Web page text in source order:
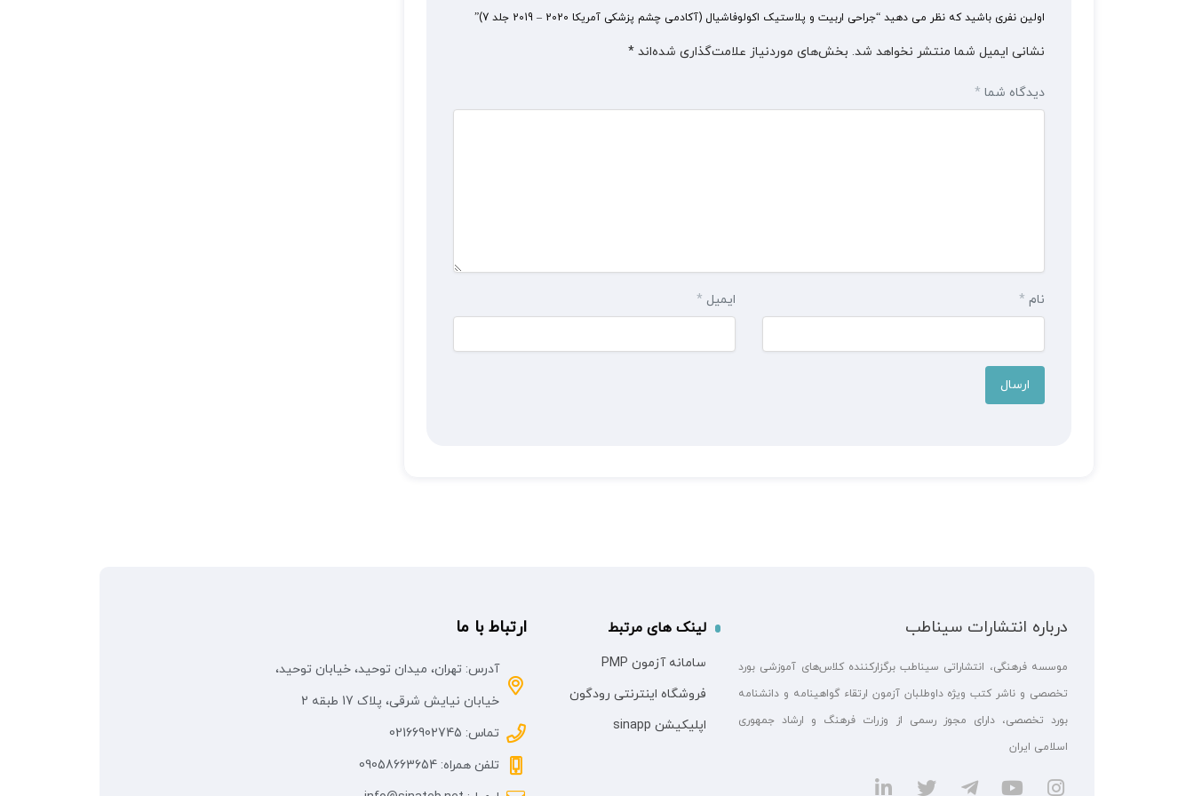
اولین نفری باشید که نظر می دهید “جراحی اربیت و پلاستیک اکولوفاشیال (آکادمی چشم پزشکی آمریکا 2020 – 2019 جلد 7)”
نشانی ایمیل شما منتشر نخواهد شد. بخش‌های موردنیاز علامت‌گذاری شده‌اند *
دیدگاه شما *
نام * ایمیل *
درباره انتشارات سیناطب
موسسه فرهنگی، انتشاراتی سیناطب برگزارکننده کلاس‌های آموزشی بورد
تخصصی و ناشر کتب ویژه داوطلبان آزمون ارتقاء گواهینامه و دانشنامه
بورد تخصصی، دارای مجوز رسمی از وزرات فرهنگ و ارشاد جمهوری
اسلامی ایران
لینک های مرتبط
سامانه آزمون PMP
فروشگاه اینترنتی رودگون
اپلیکیشن sinapp
ارتباط با ما
آدرس: تهران، میدان توحید، خیابان توحید،
خیابان نیایش شرقی، پلاک 17 طبقه 2
تماس: 02166902745
تلفن همراه: 09058663654